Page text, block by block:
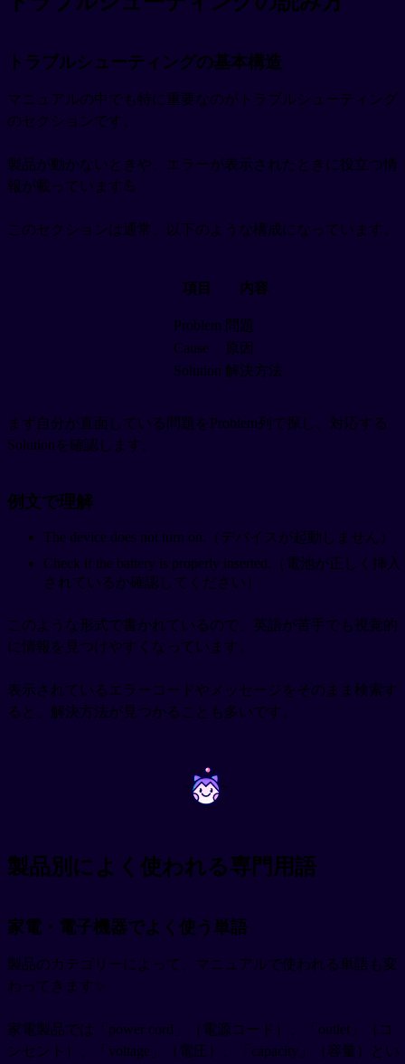
トラブルシューティングの基本構造
マニュアルの中でも特に重要なのがトラブルシューティング
のセクションです。
製品が動かないときや、エラーが表示されたときに役立つ情
報が載っています💪
このセクションは通常、以下のような構成になっています。
項目 内容
Problem 問題
Cause
原因
Solution 解決方法
まず自分が直面している問題をProblem列で探し、対応する
Solutionを確認します。
例文で理解
The device does not turn on.（デバイスが起動しません）
Check if the battery is properly inserted.（電池が正しく挿入
されているか確認してください）
このような形式で書かれているので、英語が苦手でも視覚的
に情報を見つけやすくなっています。
表示されているエラーコードやメッセージをそのまま検索す
ると、解決方法が見つかることも多いです。
~ ~
製品別によく使われる専門用語
家電・電子機器でよく使う単語
製品のカテゴリーによって、マニュアルで使われる単語も変
わってきます✨
家電製品では「power cord」（電源コード）、「outlet」（コ
ンセント）、「voltage」（電圧）、「capacity」（容量）とい